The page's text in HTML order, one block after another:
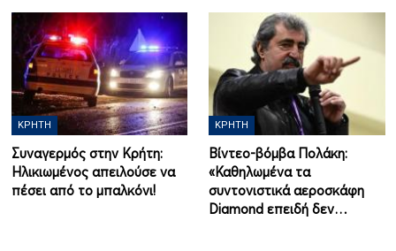
ΚΡΉΤΗ
Συναγερμός στην Κρήτη:
Ηλικιωμένος απειλούσε να
πέσει από το μπαλκόνι!
ΚΡΉΤΗ
Βίντεο-βόμβα Πολάκη:
«Καθηλωμένα τα
συντονιστικά αεροσκάφη
Diamond επειδή δεν…